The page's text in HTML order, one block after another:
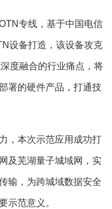
专线，基于中国电信
设备打造，该设备攻克
度融合的行业痛点，将
署的硬件产品，打通技
，本次示范应用成功打
及芜湖量子城域网，实
输，为跨城域数据安全
示范意义。